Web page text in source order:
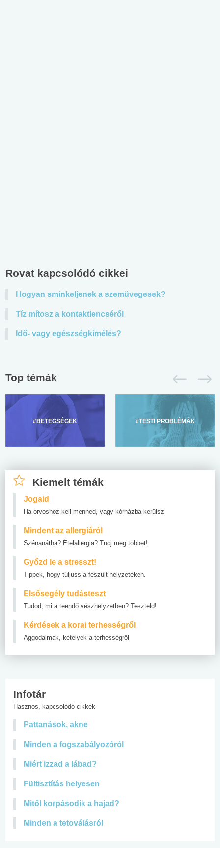
Rovat kapcsolódó cikkei
Hogyan sminkeljenek a szemüvegesek?
Tíz mítosz a kontaktlencséről
Idő- vagy egészségkímélés?
Top témák
#BETEGSÉGEK #TESTI PROBLÉMÁK
Kiemelt témák
Jogaid
Ha orvoshoz kell menned, vagy kórházba kerülsz
Mindent az allergiáról
Szénanátha? Ételallergia? Tudj meg többet!
Győzd le a stresszt!
Tippek, hogy túljuss a feszült helyzeteken.
Elsősegély tudásteszt
Tudod, mi a teendő vészhelyzetben? Teszteld!
Kérdések a korai terhességről
Aggodalmak, kételyek a terhességről
Infotár
Hasznos, kapcsolódó cikkek
Pattanások, akne
Minden a fogszabályozóról
Miért izzad a lábad?
Fültisztítás helyesen
Mitől korpásodik a hajad?
Minden a tetoválásról